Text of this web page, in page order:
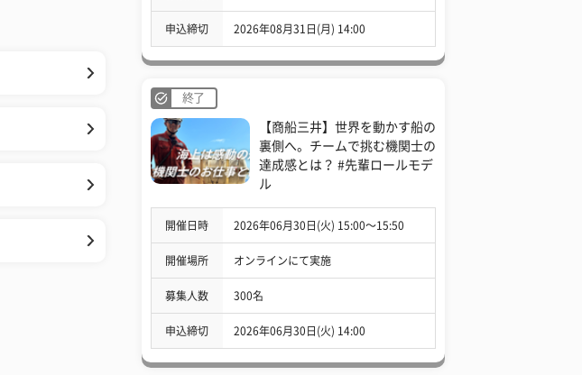
申込締切 2026年08月31日(月) 14:00
終了
【商船三井】世界を動かす船の
裏側へ。チームで挑む機関士の
達成感とは？ #先輩ロールモデ
ル
開催日時 2026年06月30日(火) 15:00〜15:50
開催場所 オンラインにて実施
募集人数 300名
申込締切 2026年06月30日(火) 14:00